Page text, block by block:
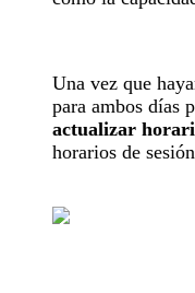
Una vez que
para ambos días
actualizar
horarios de